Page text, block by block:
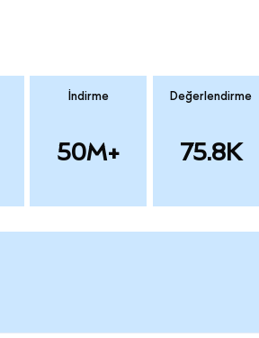
İndirme
50M+
Değerlendirme
75.8K